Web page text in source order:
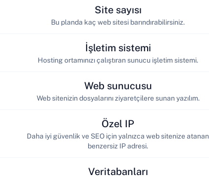
Site sayısı
Bu planda kaç web sitesi barındırabilirsiniz.
İşletim sistemi
Hosting ortamınızı çalıştıran sunucu işletim sistemi.
Web sunucusu
Web sitenizin dosyalarını ziyaretçilere sunan yazılım.
Özel IP
Daha iyi güvenlik ve SEO için yalnızca web sitenize atanan
benzersiz IP adresi.
Veritabanları